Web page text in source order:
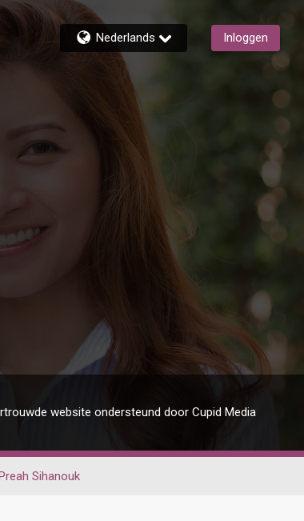
Nederlands Inloggen
website ondersteund door Cupid Media
Sihanouk